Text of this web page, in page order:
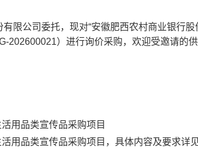
有限公司委托，现对“安徽肥西农村商业银行股
202600021） 进行询价采购，欢迎受邀请的
用品类宣传品采购项目
用品类宣传品采购项目，具体内容及要求详